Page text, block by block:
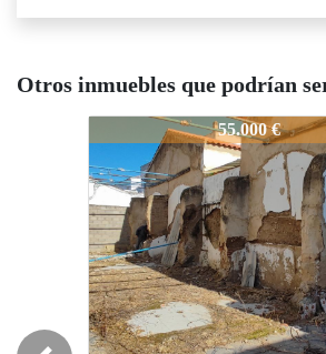
Otros inmuebles que podrían
¡¡Solar_urbano!!
55.000 €
1962-¡¡Solar_urbano!!
71.000 €